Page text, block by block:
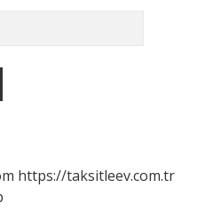
https://taksitleev.com.tr